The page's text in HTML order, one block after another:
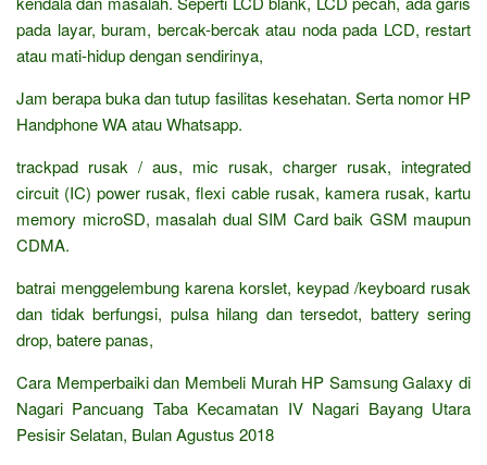
pada layar, buram, bercak-bercak atau noda pada LCD, restart
atau mati-hidup dengan sendirinya,
Jam berapa buka dan tutup fasilitas kesehatan. Serta nomor HP
Handphone WA atau Whatsapp.
trackpad rusak / aus, mic rusak, charger rusak, integrated
circuit (IC) power rusak, flexi cable rusak, kamera rusak, kartu
memory microSD, masalah dual SIM Card baik GSM maupun
CDMA.
batrai menggelembung karena korslet, keypad /keyboard rusak
dan tidak berfungsi, pulsa hilang dan tersedot, battery sering
drop, batere panas,
Cara Memperbaiki dan Membeli Murah HP Samsung Galaxy di
Nagari Pancuang Taba Kecamatan IV Nagari Bayang Utara
Pesisir Selatan, Bulan Agustus 2018